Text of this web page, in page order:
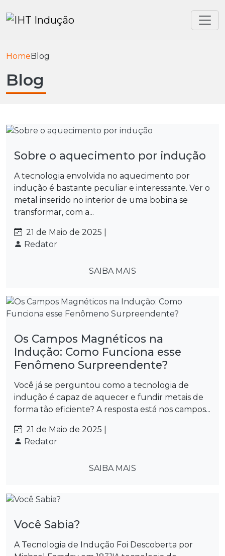
HomeBlog
Blog
Sobre o aquecimento por indução
A tecnologia envolvida no aquecimento por
indução é bastante peculiar e interessante. Ver o
metal inserido no interior de uma bobina se
transformar, com a...
21 de Maio de 2025 |
Redator
SAIBA MAIS
Os Campos Magnéticos na
Indução: Como Funciona esse
Fenômeno Surpreendente?
Você já se perguntou como a tecnologia de
indução é capaz de aquecer e fundir metais de
forma tão eficiente? A resposta está nos campos...
21 de Maio de 2025 |
Redator
SAIBA MAIS
Você Sabia?
A Tecnologia de Indução Foi Descoberta por